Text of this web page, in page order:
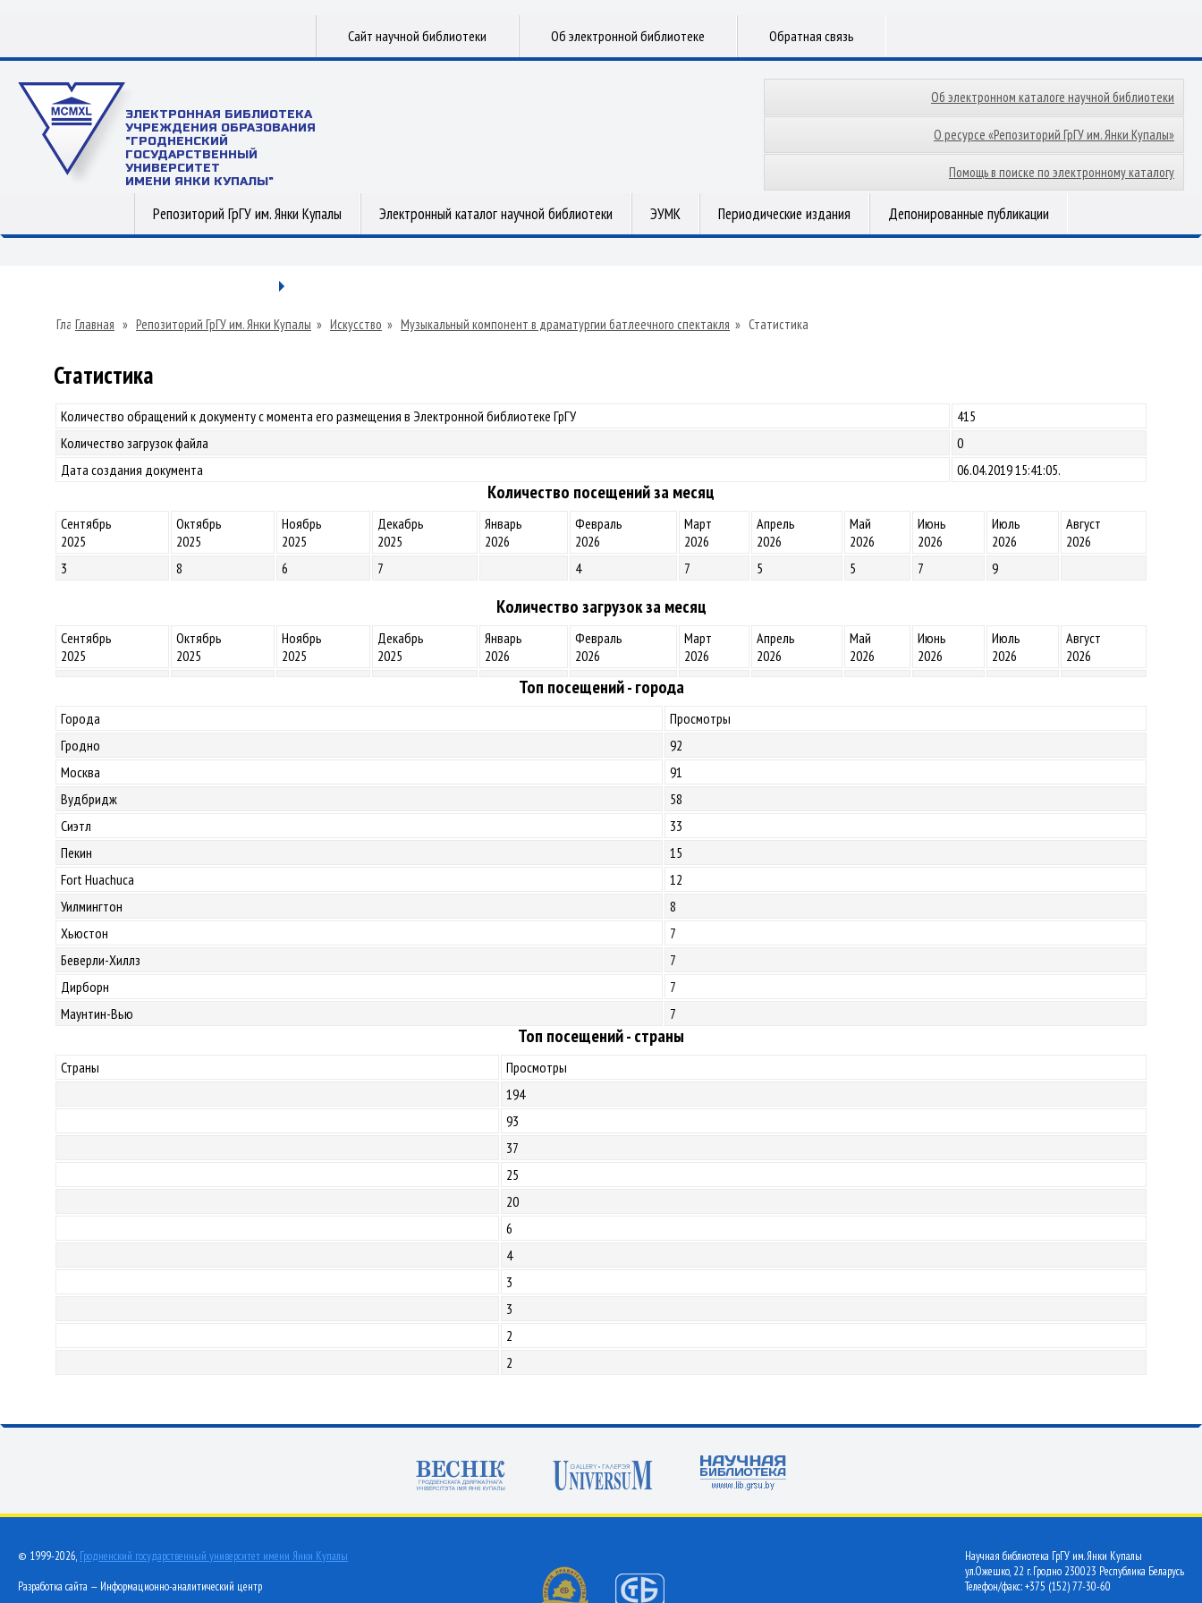
Сайт научной библиотеки Об электронной библиотеке Обратная связь
ЭЛЕКТРОННАЯ БИБЛИОТЕКА
УЧРЕЖДЕНИЯ ОБРАЗОВАНИЯ
"ГРОДНЕНСКИЙ
ГОСУДАРСТВЕННЫЙ
УНИВЕРСИТЕТ
ИМЕНИ ЯНКИ КУПАЛЫ"
Об электронном каталоге научной библиотеки
О ресурсе «Репозиторий ГрГУ им. Янки Купалы»
Помощь в поиске по электронному каталогу
Репозиторий ГрГУ им. Янки Купалы Электронный каталог научной библиотеки ЭУМК Периодические издания Депонированные публикации
Главная » Репозиторий ГрГУ им. Янки Купалы » Искусство » Музыкальный компонент в драматургии батлеечного спектакля » Статистика
Статистика
Количество обращений к документу с момента его размещения в Электронной библиотеке ГрГУ
415
Количество загрузок файла
0
Дата создания документа
06.04.2019 15:41:05.
Количество посещений за месяц
Сентябрь
2025
Октябрь
2025
Ноябрь
2025
Декабрь
2025
Январь
2026
Февраль
2026
Март
2026
Апрель
2026
Май
2026
Июнь
2026
Июль
2026
Август
2026
3
8 6 7 4 7 5 5 7 9
Количество загрузок за месяц
Сентябрь
2025
Октябрь
2025
Ноябрь
2025
Декабрь
2025
Январь
2026
Февраль
2026
Март
2026
Апрель
2026
Май
2026
Июнь
2026
Июль
2026
Август
2026
Топ посещений - города
Города
Просмотры
Гродно
92
Москва
91
Вудбридж
58
Сиэтл
33
Пекин
15
Fort Huachuca
12
Уилмингтон
8
Хьюстон
7
Беверли-Хиллз
7
Дирборн
7
Маунтин-Вью
7
Топ посещений - страны
Страны
Просмотры
194
93
37
25
20
6
4
3
3
2
2
© 1999-2026, Гродненский государственный университет имени Янки Купалы
Разработка сайта — Информационно-аналитический центр
Научная библиотека ГрГУ им. Янки Купалы
ул.Ожешко, 22 г. Гродно 230023 Республика Беларусь
Телефон/факс: +375 (152) 77-30-60